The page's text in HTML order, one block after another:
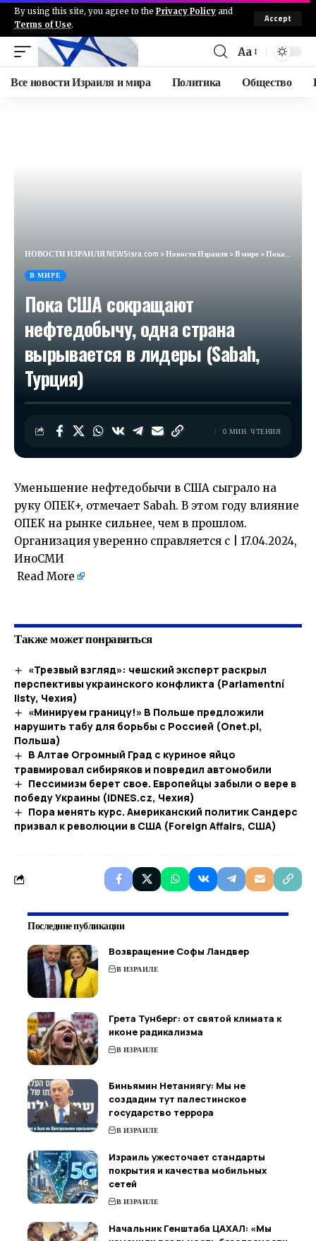
By using this site, you agree to the Privacy Policy and
Terms of Use.
Accept
Aa
Все новости Израиля и мира Политика Общество
НОВОСТИ ИЗРАИЛЯ NEWSisra.com >Новости Израиля>В мире>Пока США сокращают нефтедобычу, одна страна вырывается в лидеры (Sabah, Турция)
В МИРЕ
Пока США сокращают
нефтедобычу, одна страна
вырывается в лидеры (Sabah,
Турция)
0 МИН. ЧТЕНИЯ
Уменьшение нефтедобычи в США сыграло на
руку ОПЕК+, отмечает Sabah. В этом году влияние
ОПЕК на рынке сильнее, чем в прошлом.
Организация уверенно справляется с | 17.04.2024,
ИноСМИ
Read More
Также может понравиться
«Трезвый взгляд»: чешский эксперт раскрыл
перспективы украинского конфликта (Parlamentní
listy, Чехия)
«Минируем границу!» В Польше предложили
нарушить табу для борьбы с Россией (Onet.pl,
Польша)
В Алтае Огромный Град с куриное яйцо
травмировал сибиряков и повредил автомобили
Пессимизм берет свое. Европейцы забыли о вере в
победу Украины (iDNES.cz, Чехия)
Пора менять курс. Американский политик Сандерс
призвал к революции в США (Foreign Affairs, США)
Последние публикации
Возвращение Софы Ландвер
В ИЗРАИЛЕ
Грета Тунберг: от святой климата к
иконе радикализма
В ИЗРАИЛЕ
Биньямин Нетаниягу: Мы не
создадим тут палестинское
государство террора
В ИЗРАИЛЕ
Израиль ужесточает стандарты
покрытия и качества мобильных
сетей
В ИЗРАИЛЕ
Начальник Генштаба ЦАХАЛ: «Мы